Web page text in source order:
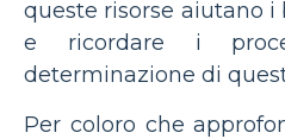
queste risorse aiutano
e ricordare i
determinazione di
Per coloro che